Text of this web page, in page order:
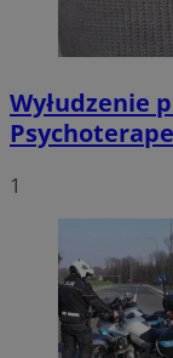
Wyłudzenie
1